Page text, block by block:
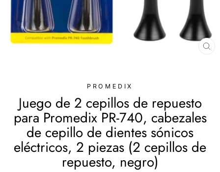
PROMEDIX
Juego de 2 cepillos de repuesto
para Promedix PR-740, cabezales
de cepillo de dientes sónicos
eléctricos, 2 piezas (2 cepillos de
repuesto, negro)